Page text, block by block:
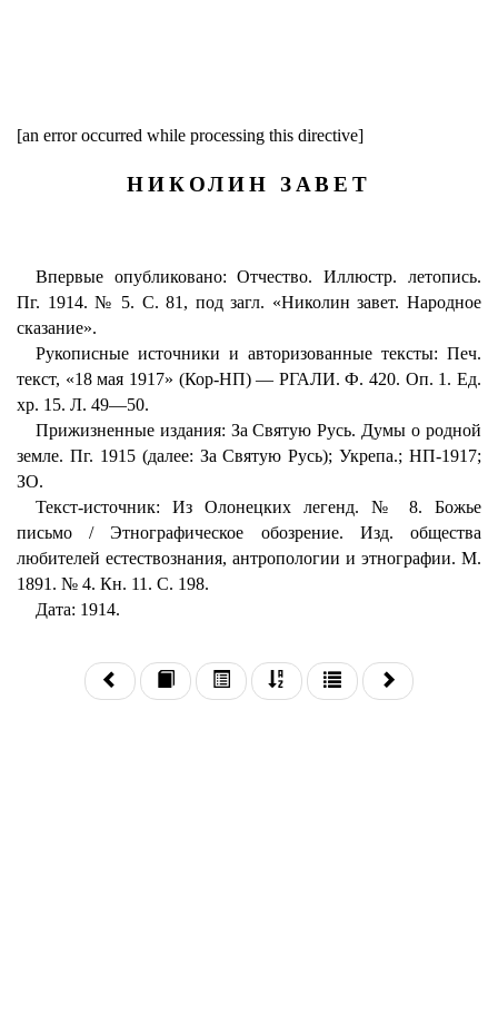
[an error occurred while processing this directive]
НИКОЛИН ЗАВЕТ
Впервые опубликовано: Отчество. Иллюстр. летопись.
Пг. 1914. № 5. С. 81, под загл. «Николин завет. Народное
сказание».
Рукописные источники и авторизованные тексты: Печ.
текст, «18 мая 1917» (Кор-НП) — РГАЛИ. Ф. 420. Оп. 1. Ед.
хр. 15. Л. 49—50.
Прижизненные издания: За Святую Русь. Думы о родной
земле. Пг. 1915 (далее: За Святую Русь); Укрепа.; НП-1917;
ЗО.
Текст-источник: Из Олонецких легенд. № 8. Божье
письмо / Этнографическое обозрение. Изд. общества
любителей естествознания, антропологии и этнографии. М.
1891. № 4. Кн. 11. С. 198.
Дата: 1914.